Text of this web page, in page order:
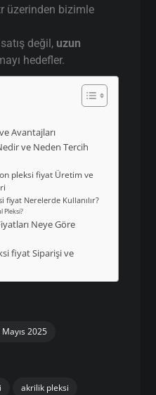
üzerinden bizimle
değil, uzun
hedefler.
Avantajları
ve Neden Tercih
pleksi fiyat Üretim ve
fiyat Nerelerde Kullanılır?
Pleksi?
Neye Göre
fiyat Siparişi ve
Mayıs 2025
akrilik pleksi